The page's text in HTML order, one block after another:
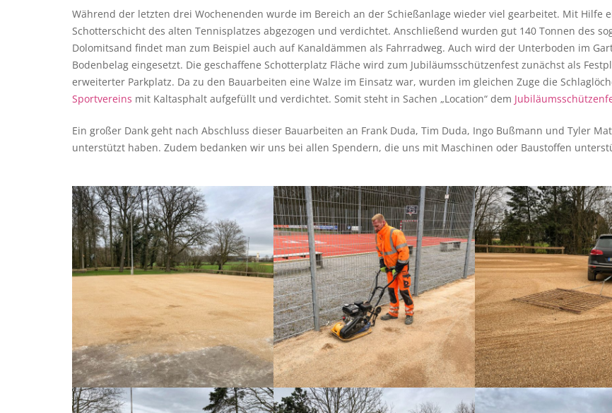
Während der letzten drei Wochenenden wurde im Bereich an der Schießanlage wieder viel gearbeitet. Mit Hilfe
Schotterschicht des alten Tennisplatzes abgezogen und verdichtet. Anschließend wurden gut 140 Tonnen des
Dolomitsand findet man zum Beispiel auch auf Kanaldämmen als Fahrradweg. Auch wird der Unterboden im
Bodenbelag eingesetzt. Die geschaffene Schotterplatz Fläche wird zum Jubiläumsschützenfest zunächst als
erweiterter Parkplatz. Da zu den Bauarbeiten eine Walze im Einsatz war, wurden im gleichen Zuge die
Sportvereins mit Kaltasphalt aufgefüllt und verdichtet. Somit steht in Sachen „Location“ dem
Ein großer Dank geht nach Abschluss dieser Bauarbeiten an Frank Duda, Tim Duda, Ingo Bußmann und Tyler
unterstützt haben. Zudem bedanken wir uns bei allen Spendern, die uns mit Maschinen oder Baustoffen